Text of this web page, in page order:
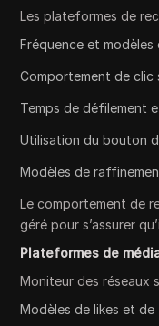
Les plateformes de
Fréquence et modèles
Comportement de clic
Temps de défilement
Utilisation du bouton
Modèles de
Le comportement de
géré pour s’assurer
Plateformes de
Moniteur des réseaux
Modèles de likes et